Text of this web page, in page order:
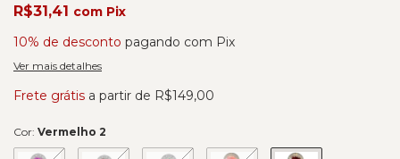
R$31,41 com Pix
10% de desconto pagando com Pix
Ver mais detalhes
Frete grátis a partir de R$149,00
Cor: Vermelho 2